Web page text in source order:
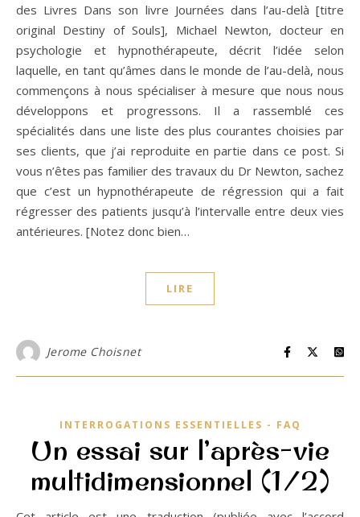
des Livres Dans son livre Journées dans l’au-delà [titre
original Destiny of Souls], Michael Newton, docteur en
psychologie et hypnothérapeute, décrit l’idée selon
laquelle, en tant qu’âmes dans le monde de l’au-delà, nous
commençons à nous spécialiser à mesure que nous nous
développons et progressons. Il a rassemblé ces
spécialités dans une liste des plus courantes choisies par
ses clients, que j’ai reproduite en partie dans ce post. Si
vous n’êtes pas familier des travaux du Dr Newton, sachez
que c’est un hypnothérapeute de régression qui a fait
régresser des patients jusqu’à l’intervalle entre deux vies
antérieures. [Notez donc bien…
LIRE
Jerome Choisnet
INTERROGATIONS ESSENTIELLES - FAQ
Un essai sur l’après-vie
multidimensionnel (1/2)